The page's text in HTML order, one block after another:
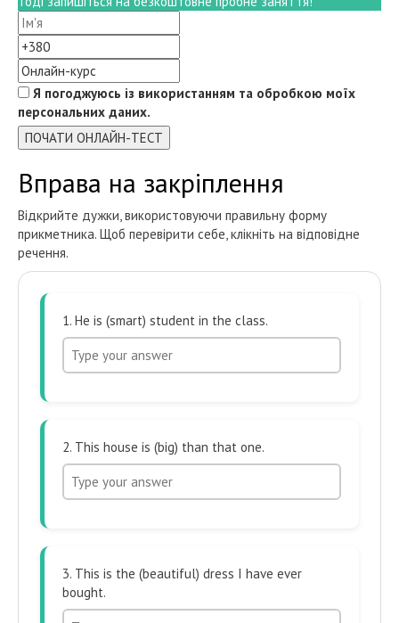
Я погоджуюсь із використанням та обробкою моїх
персональних даних.
ПОЧАТИ ОНЛАЙН-ТЕСТ
Вправа на закріплення
Відкрийте дужки, використовуючи правильну форму
прикметника. Щоб перевірити себе, клікніть на відповідне
речення.
1. He is (smart) student in the class.
2. This house is (big) than that one.
3. This is the (beautiful) dress I have ever
bought.